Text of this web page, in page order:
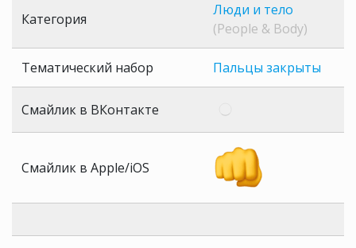
Категория
Люди и тело
(People & Body)
Тематический набор Пальцы закрыты
Смайлик в ВКонтакте
Смайлик в Apple/iOS